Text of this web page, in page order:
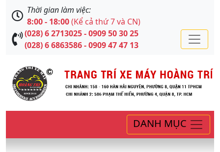
Thời gian làm việc:
8:00 - 18:00(Kể cả thứ 7 và CN)
(028) 6 2713025 - 0909 50 30 25
(028) 6 6863586 - 0909 47 47 13
DANH MỤC